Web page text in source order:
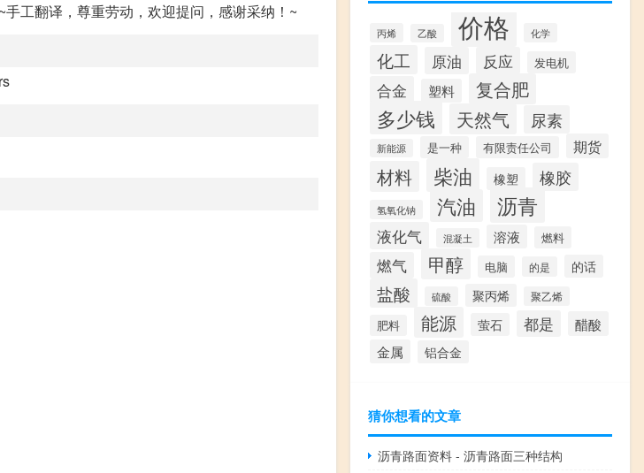
工翻译，尊重劳动，欢迎提问，感谢采纳！~
丙烯 乙酸 价格 化学
化工 原油 反应 发电机
合金 塑料 复合肥
多少钱 天然气 尿素
新能源 是一种 有限责任公司 期货
材料 柴油 橡塑 橡胶
氢氧化钠 汽油 沥青
液化气 混凝土 溶液 燃料
燃气 甲醇 电脑 的是 的话
盐酸 硫酸 聚丙烯 聚乙烯
肥料 能源 萤石 都是 醋酸
金属 铝合金
猜你想看的文章
沥青路面资料 - 沥青路面三种结构